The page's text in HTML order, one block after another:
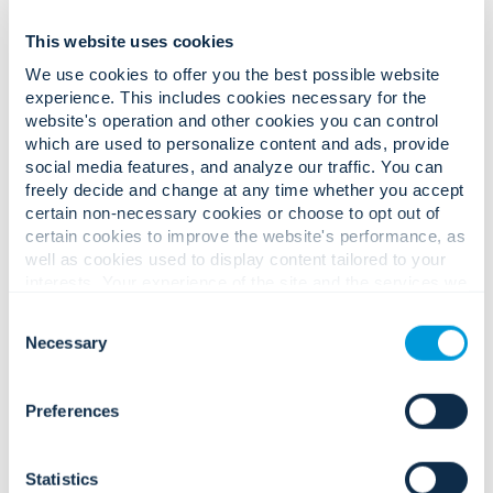
This website uses cookies
We use cookies to offer you the best possible website
experience. This includes cookies necessary for the
website's operation and other cookies you can control
which are used to personalize content and ads, provide
social media features, and analyze our traffic. You can
freely decide and change at any time whether you accept
certain non-necessary cookies or choose to opt out of
certain cookies to improve the website's performance, as
well as cookies used to display content tailored to your
cookies. Click "Show details" below for more information
about who we share your information with.
Selection
Necessary
Preferences
Statistics
Desafios operacionais complexos.
Soluções confiáveis ​​e prontas para
uso.
subestações, instalações de
de serviços públicos.